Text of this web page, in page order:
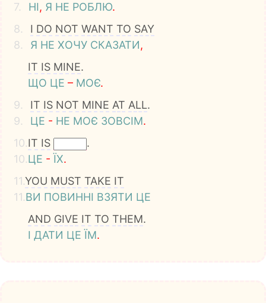
7.
НІ, Я НЕ РОБЛЮ.
8.
I DO NOT WANT TO SAY
8.
Я НЕ ХОЧУ СКАЗАТИ,
IT IS MINE.
ЩО ЦЕ – МОЄ.
9.
IT IS NOT MINE AT ALL.
9.
ЦЕ - НЕ МОЄ ЗОВСІМ.
10.IT IS
.
10.ЦЕ - ЇХ.
11.YOU MUST TAKE IT
11.ВИ ПОВИННІ ВЗЯТИ ЦЕ
AND GIVE IT TO THEM.
І ДАТИ ЦЕ ЇМ.